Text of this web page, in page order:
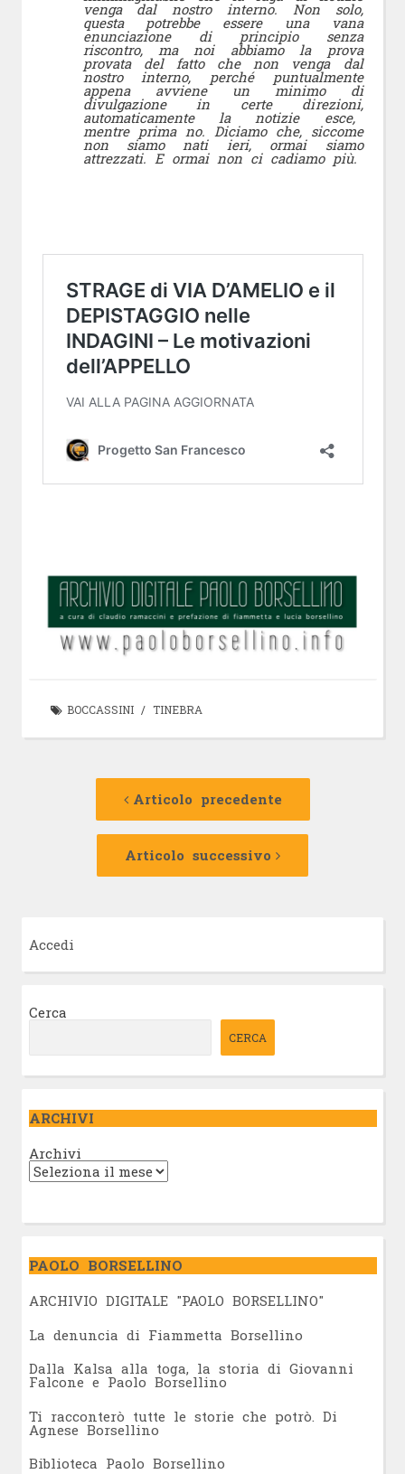
venga dal nostro interno. Non solo,
questa potrebbe essere una vana
enunciazione di principio senza
riscontro, ma noi abbiamo la prova
provata del fatto che non venga dal
nostro interno, perché puntualmente
appena avviene un minimo di
divulgazione in certe direzioni,
automaticamente la notizie esce,
mentre prima no. Diciamo che, siccome
non siamo nati ieri, ormai siamo
attrezzati. E ormai non ci cadiamo più.
BOCCASSINI/ TINEBRA
Navigazione
Articolo precedente
Articolo
Articolo successivo
Articolo
Accedi
Cerca
CERCA
ARCHIVI
Archivi
PAOLO BORSELLINO
ARCHIVIO DIGITALE "PAOLO BORSELLINO"
La denuncia di Fiammetta Borsellino
Dalla Kalsa alla toga, la storia di Giovanni
Falcone e Paolo Borsellino
Ti racconterò tutte le storie che potrò. Di
Agnese Borsellino
Biblioteca Paolo Borsellino